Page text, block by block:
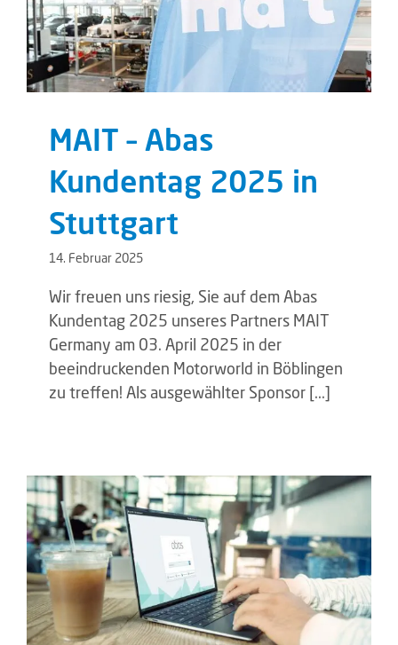
MAIT – Abas
Kundentag 2025 in
Stuttgart
14. Februar 2025
Wir freuen uns riesig, Sie auf dem Abas
Kundentag 2025 unseres Partners MAIT
Germany am 03. April 2025 in der
beeindruckenden Motorworld in Böblingen
zu treffen! Als ausgewählter Sponsor [...]